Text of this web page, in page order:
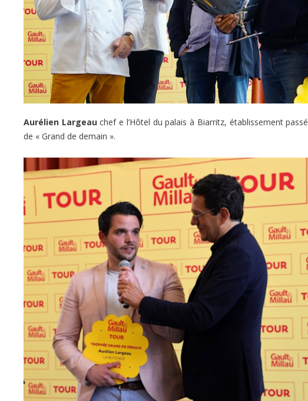
Aurélien Largeauchef e l’Hôtel du palais à Biarritz, établissement
de « Grand de demain ».